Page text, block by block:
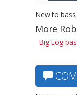
New to
More
Big Log